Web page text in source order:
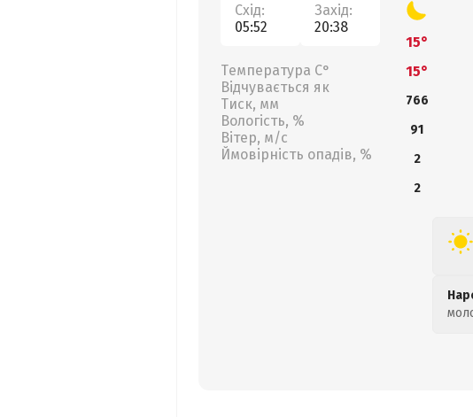
Схід:
05:52
Захід:
20:38
Температура С°
Відчувається як
Тиск, мм
Вологість, %
Вітер, м/с
Ймовірність опадів, %
15°
15°
766
91
2
2